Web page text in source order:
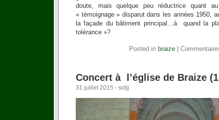
doute, mais quelque peu réductrice quant
« témoignage » disparut dans les années 1950,
la façade du bâtiment principal…à quand la
tolérance »?
Posted in braize|
Concert à l’église de Braize
31 juillet 2015 - soljj